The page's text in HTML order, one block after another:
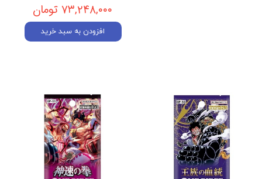
۷۳,۲۴۸,۰۰۰ تومان
افزودن به سبد خرید